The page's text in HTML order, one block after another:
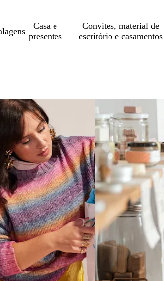
Casa e
presentes
Convites, material de
escritório e casamentos